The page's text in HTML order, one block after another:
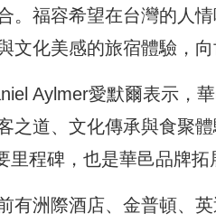
。福容希望在台灣的人
文化美感的旅宿體驗，向
Aylmer愛默爾表示，
之道、文化傳承與食聚
程碑，也是華邑品牌拓
有洲際酒店、金普頓、